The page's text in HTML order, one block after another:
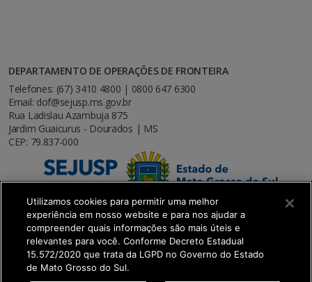
DEPARTAMENTO DE OPERAÇÕES DE FRONTEIRA
Telefones: (67) 3410 4800 | 0800 647 6300
Email: dof@sejusp.ms.gov.br
Rua Ladislau Azambuja 875
Jardim Guaicurus - Dourados | MS
CEP: 79.837-000
Utilizamos cookies para permitir uma melhor
experiência em nosso website e para nos ajudar a
compreender quais informações são mais úteis e
relevantes para você. Conforme Decreto Estadual
15.572/2020 que trata da LGPD no Governo do Estado
de Mato Grosso do Sul.